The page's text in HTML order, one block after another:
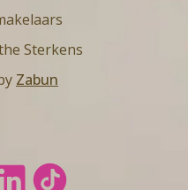
Sterkens
Zabun